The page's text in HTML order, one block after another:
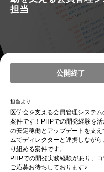
担当
公開終了
担当より
医学会を支える会員管理システ
案件です！PHPでの開発経験を
の安定稼働とアップデートを支
ムでディレクターと連携しなが
り組める案件です。
PHPでの開発実務経験があり、
ご応募お待ちしております♪